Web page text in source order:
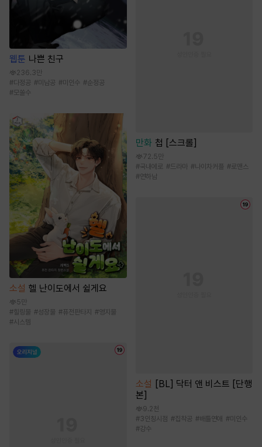
웹툰 나쁜 친구
236.3만
#다정공 #미남공 #미인수 #순정공
#모쏠수
소설 헬 난이도에서 쉴게요
5만
# 힐링물 #성장물 #퓨전판타지 #영지물
#시스템
만화 첩 [스크롤]
72.5만
#국내에로 #드라마 #나이차커플 #로맨스
#연하남
소설 [BL] 닥터 앤 비스트 [단행
본]
9.2천
#3인칭시점 #집착공 #배틀연애 #미인수
#강수